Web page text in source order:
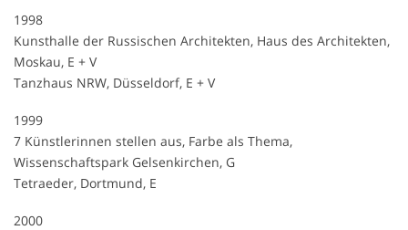
1998
Kunsthalle der Russischen Architekten, Haus des Architekten,
Moskau, E + V
Tanzhaus NRW, Düsseldorf, E + V
1999
7 Künstlerinnen stellen aus, Farbe als Thema,
Wissenschaftspark Gelsenkirchen, G
Tetraeder, Dortmund, E
2000